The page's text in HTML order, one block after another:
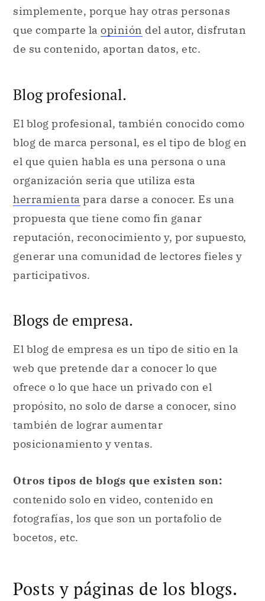
simplemente, porque hay otras personas
que comparte la opinión del autor, disfrutan
de su contenido, aportan datos, etc.
Blog profesional.
El blog profesional, también conocido como
blog de marca personal, es el tipo de blog en
el que quien habla es una persona o una
organización seria que utiliza esta
herramienta para darse a conocer. Es una
propuesta que tiene como fin ganar
reputación, reconocimiento y, por supuesto,
generar una comunidad de lectores fieles y
participativos.
Blogs de empresa.
El blog de empresa es un tipo de sitio en la
web que pretende dar a conocer lo que
ofrece o lo que hace un privado con el
propósito, no solo de darse a conocer, sino
también de lograr aumentar
posicionamiento y ventas.
Otros tipos de blogs que existen son:
contenido solo en video, contenido en
fotografías, los que son un portafolio de
bocetos, etc.
Posts y páginas de los blogs.